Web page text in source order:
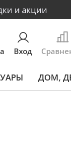
и акции
Вход
ДОМ,